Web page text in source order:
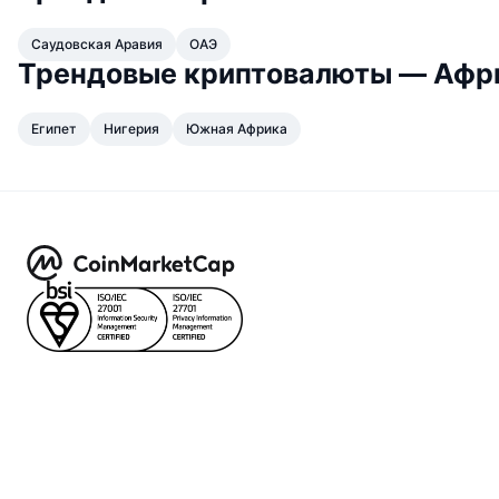
Саудовская Аравия ОАЭ
Трендовые криптовалюты —
Египет Нигерия Южная Африка